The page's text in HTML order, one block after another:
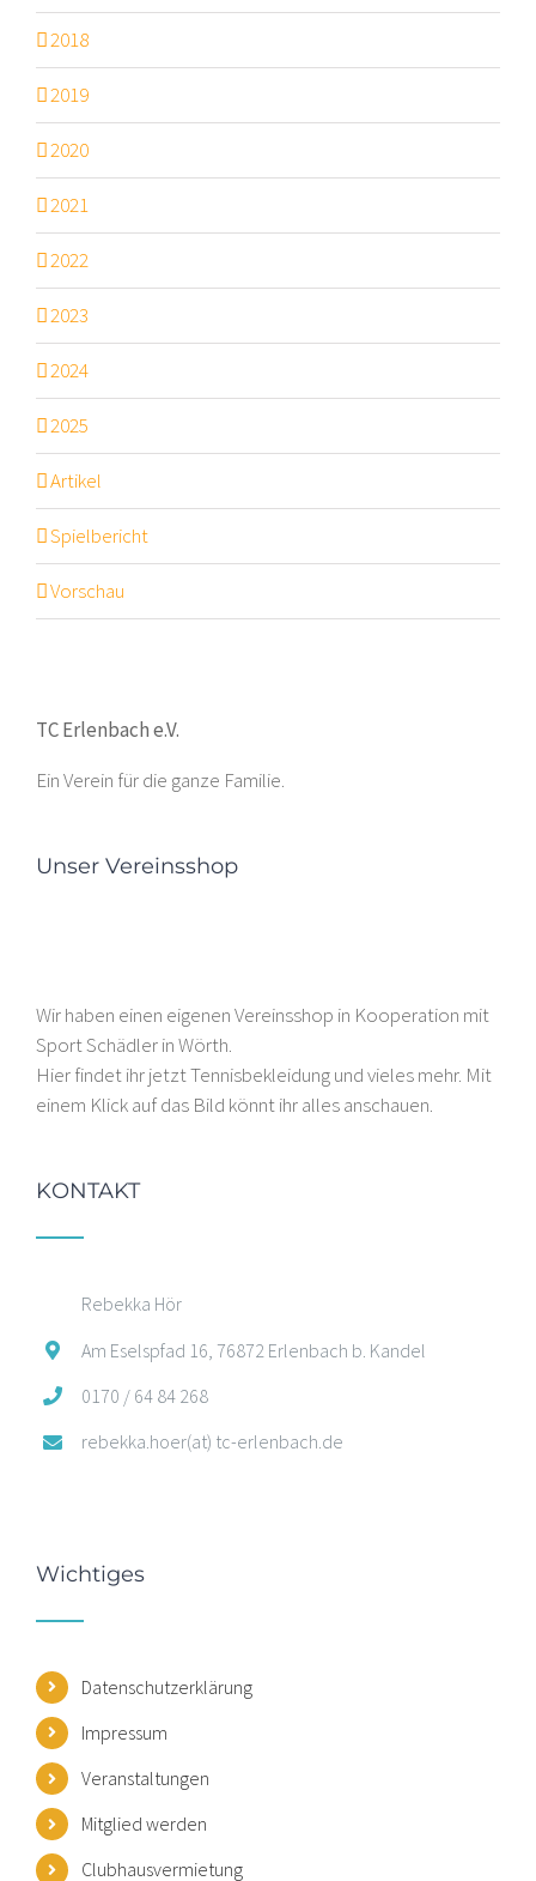
2018
2019
2020
2021
2022
2023
2024
2025
Artikel
Spielbericht
Vorschau
TC Erlenbach e.V.
Ein Verein für die ganze Familie.
Unser Vereinsshop
Wir haben einen eigenen Vereinsshop in Kooperation mit
Sport Schädler in Wörth.
Hier findet ihr jetzt Tennisbekleidung und vieles mehr. Mit
einem Klick auf das Bild könnt ihr alles anschauen.
KONTAKT
Rebekka Hör
Am Eselspfad 16, 76872 Erlenbach b. Kandel
0170 / 64 84 268
rebekka.hoer(at) tc-erlenbach.de
Wichtiges
Datenschutzerklärung
Impressum
Veranstaltungen
Mitglied werden
Clubhausvermietung